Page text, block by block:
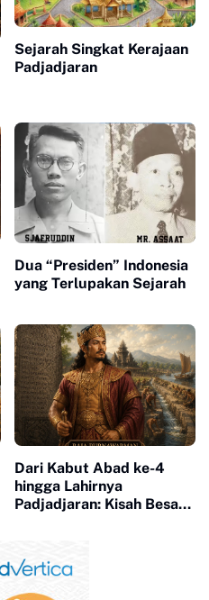
Sejarah Singkat Kerajaan
Padjadjaran
Dua “Presiden” Indonesia
yang Terlupakan Sejarah
Dari Kabut Abad ke-4
hingga Lahirnya
Padjadjaran: Kisah Besar